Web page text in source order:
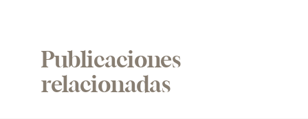
Publicaciones
relacionadas